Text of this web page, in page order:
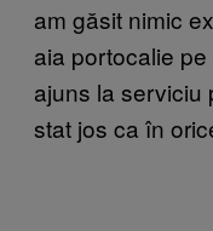
am găsit nimic
aia portocalie
ajuns la serviciu
stat jos ca în